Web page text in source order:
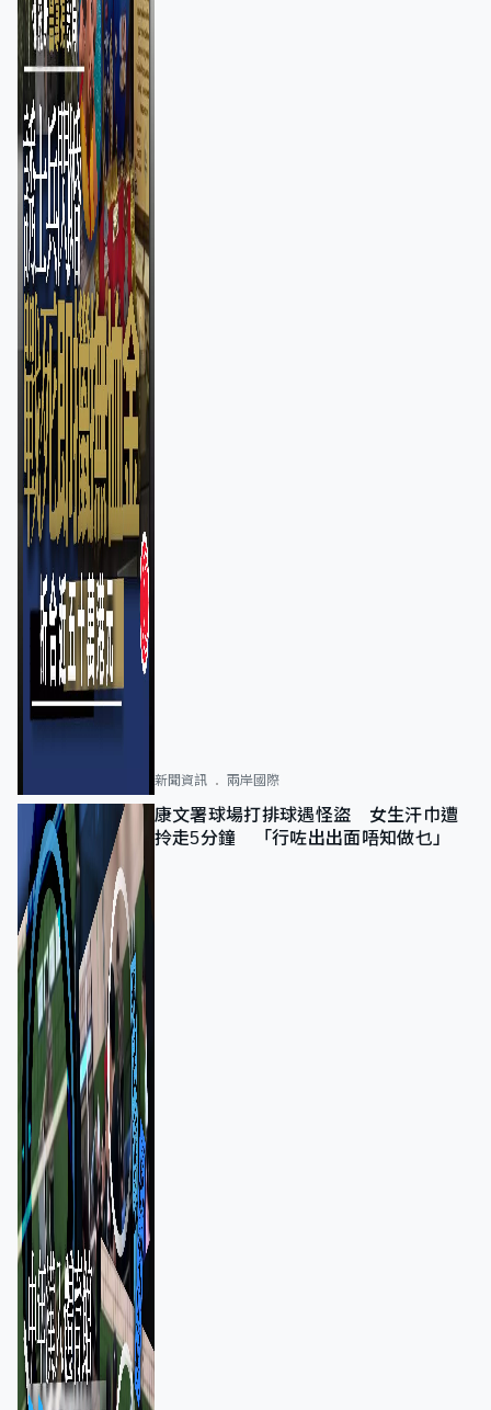
新聞資訊 兩岸國際
康文署球場打排球遇怪盜 女生汗巾遭
拎走5分鐘 「行咗出出面唔知做乜」